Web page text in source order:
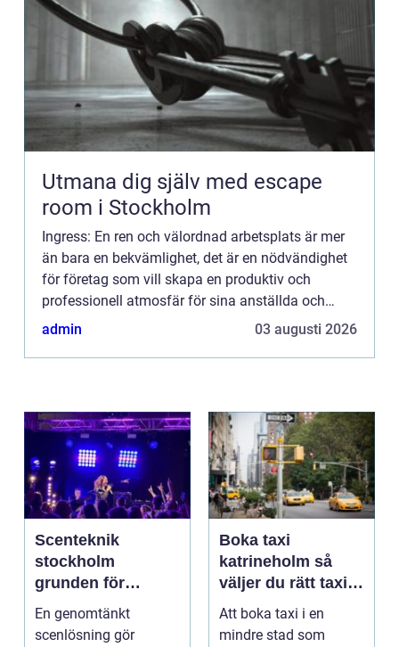
Utmana dig själv med escape
room i Stockholm
Ingress: En ren och välordnad arbetsplats är mer
än bara en bekvämlighet, det är en nödvändighet
för företag som vill skapa en produktiv och
professionell atmosfär för sina anställda och
bes...
admin 03 augusti 2026
Scenteknik
stockholm
grunden för
lyckade
evenemang
En genomtänkt
scenlösning gör
Boka taxi
katrineholm så
väljer du rätt taxi
för trygga resor
Att boka taxi i en
mindre stad som